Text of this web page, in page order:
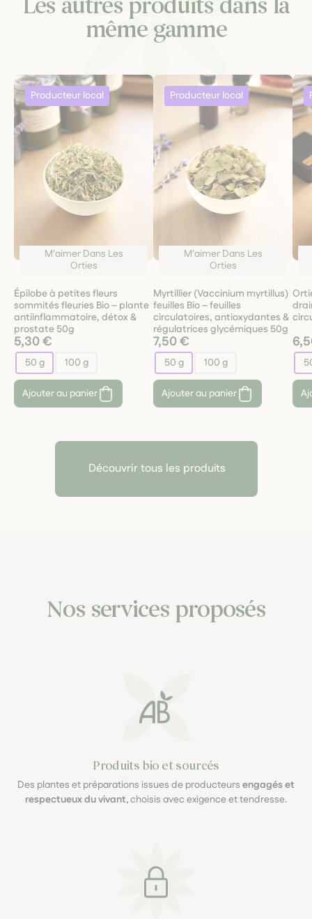
Les autres produits dans la
même gamme
M'aimer Dans Les
Orties
Épilobe à petites fleurs
sommités fleuries Bio – plante
antiinflammatoire, détox &
prostate 50g
5,30 €
50 g 100 g
Ajouter au panier
M'aimer Dans Les
Orties
Myrtillier (Vaccinium myrtillus)
feuilles Bio – feuilles
circulatoires, antioxydantes &
régulatrices glycémiques 50g
7,50 €
50 g 100 g
Ajouter au panier
Découvrir tous les produits
Nos services proposés
Produits bio et sourcés
Des plantes et préparations issues de producteurs engagés et
respectueux du vivant, choisis avec exigence et tendresse.